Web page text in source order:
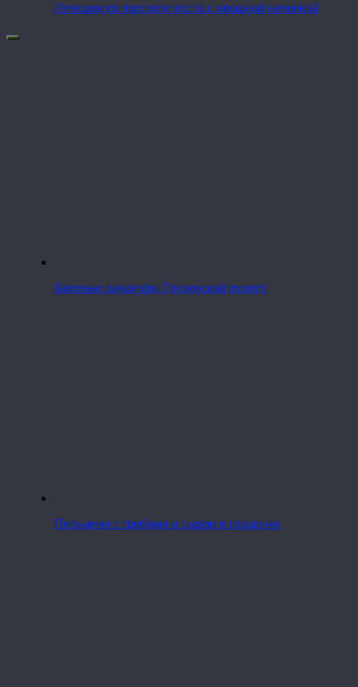
Лепешки из пресного теста с овощной начинкой
Вареные хачапури. Грузинский рецепт
Пельмени с грибами и сыром в горшочке